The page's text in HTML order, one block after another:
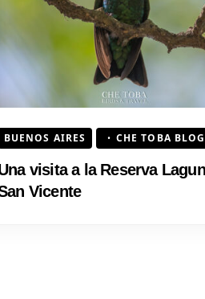
BUENOS AIRES CHE TOBA BLOG
visita a la Reserva
Vicente